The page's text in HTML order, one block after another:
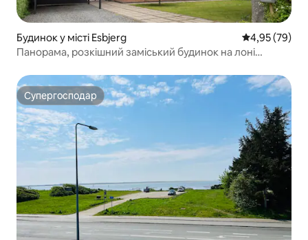
Будинок у місті Esbjerg Середня
4,95 (79)
Панорама, розкішний заміський будинок на лоні
Супергосподар
Супергосподар